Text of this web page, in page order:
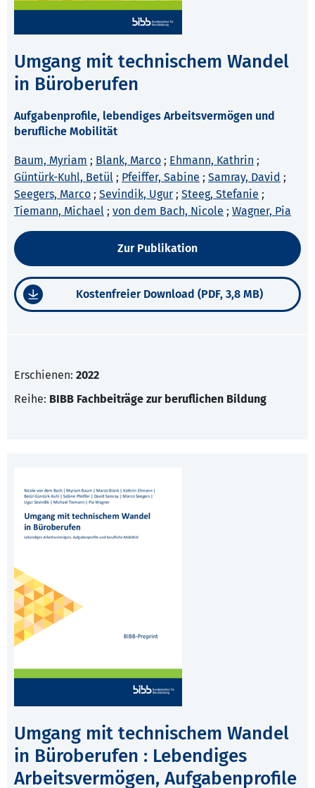
Umgang mit technischem Wandel
in Büroberufen
Aufgabenprofile, lebendiges Arbeitsvermögen und
berufliche Mobilität
Baum, Myriam ; Blank, Marco ; Ehmann, Kathrin ;
Güntürk-Kuhl, Betül ; Pfeiffer, Sabine ; Samray, David ;
Seegers, Marco ; Sevindik, Ugur ; Steeg, Stefanie ;
Tiemann, Michael ; von dem Bach, Nicole ; Wagner, Pia
Zur Publikation
Kostenfreier Download (PDF, 3,8 MB)
Erschienen: 2022
Reihe: BIBB Fachbeiträge zur beruflichen Bildung
Umgang mit technischem Wandel
in Büroberufen : Lebendiges
Arbeitsvermögen, Aufgabenprofile